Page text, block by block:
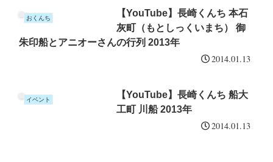
おくんち
【YouTube】長崎くんち 本石
灰町（もとしっくいまち） 御
朱印船とアニオーさんの行列 2013年
2014.01.13
イベント
【YouTube】長崎くんち 船大
工町 川船 2013年
2014.01.13